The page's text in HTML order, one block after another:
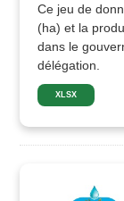
Ce jeu de
(ha) et la
dans le
délégation.
XLSX